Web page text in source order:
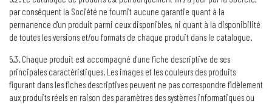
par conséquent la Société ne fournit aucune garantie quant à la
permanence d'un produit parmi ceux disponibles, ni quant à la disponibilité
de toutes les versions et/ou formats de chaque produit dans le catalogue.
5.3. Chaque produit est accompagné d'une fiche descriptive de ses
principales caractéristiques. Les images et les couleurs des produits
figurant dans les fiches descriptives peuvent ne pas correspondre fidèlement
aux produits réels en raison des paramètres des systèmes informatiques ou